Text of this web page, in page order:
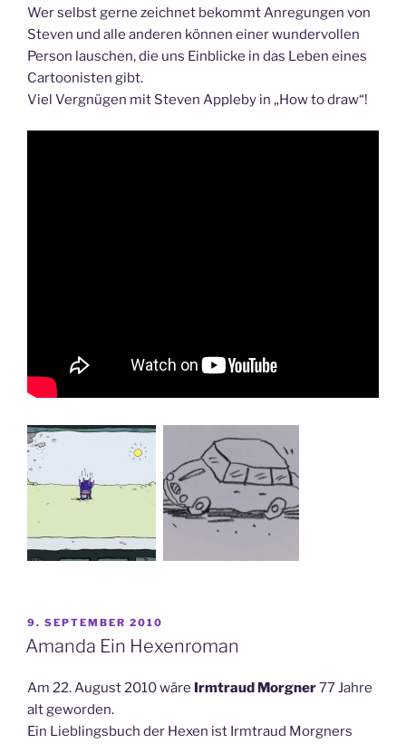
Wer selbst gerne zeichnet bekommt Anregungen von
Steven und alle anderen können einer wundervollen
Person lauschen, die uns Einblicke in das Leben eines
Cartoonisten gibt.
Viel Vergnügen mit Steven Appleby in „How to draw“!
VERÖFFENTLICHT
AM
9. SEPTEMBER 2010
Amanda Ein Hexenroman
Am 22. August 2010 wäre Irmtraud Morgner77 Jahre
alt geworden.
Ein Lieblingsbuch der Hexen ist Irmtraud Morgners